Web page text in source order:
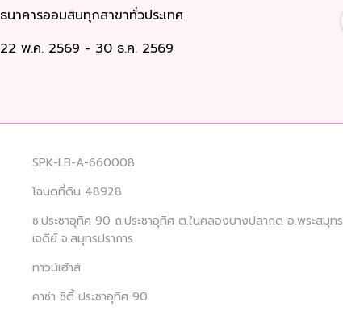
ธนาคารออมสินทุกสาขาทั่วประเทศ
22 พ.ค. 2569 - 30 ธ.ค. 2569
SPK-LB-A-660008
โฉนดที่ดิน 48928
ซ.ประชาอุทิศ 90 ถ.ประชาอุทิศ ต.ในคลองบางปลากด อ.พระสมุทร
เจดีย์ จ.สมุทรปราการ
ทาวน์เฮ้าส์
คาซ่า ซิตี้ ประชาอุทิศ 90